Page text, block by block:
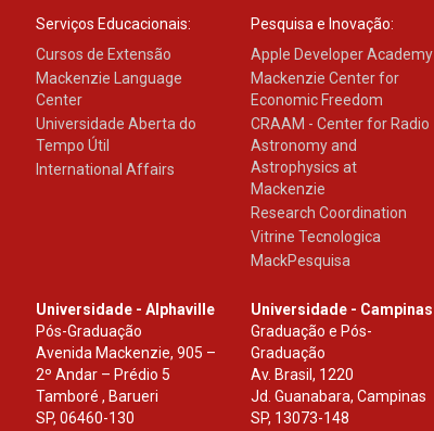
Serviços Educacionais:
Cursos de Extensão
Mackenzie Language
Center
Universidade Aberta do
Tempo Útil
International Affairs
Pesquisa e Inovação:
Apple Developer Academy
Mackenzie Center for
Economic Freedom
CRAAM - Center for Radio
Astronomy and
Astrophysics at
Mackenzie
Research Coordination
Vitrine Tecnologica
MackPesquisa
Universidade - Alphaville
Pós-Graduação
Avenida Mackenzie, 905 –
2º Andar – Prédio 5
Tamboré , Barueri
SP, 06460-130
Universidade - Campinas
Graduação e Pós-
Graduação
Av. Brasil, 1220
Jd. Guanabara, Campinas
SP, 13073-148